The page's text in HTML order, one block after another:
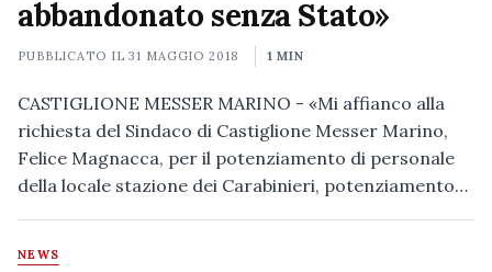
abbandonato senza Stato»
PUBBLICATO IL31 MAGGIO 2018 1 MIN
CASTIGLIONE MESSER MARINO - «Mi affianco alla
richiesta del Sindaco di Castiglione Messer Marino,
Felice Magnacca, per il potenziamento di personale
della locale stazione dei Carabinieri, potenziamento…
NEWS